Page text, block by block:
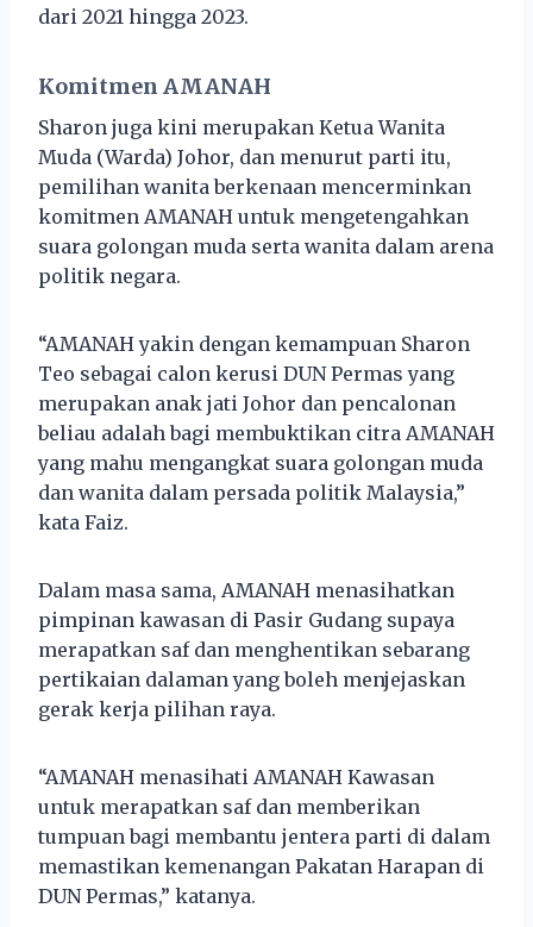
dari 2021 hingga 2023.
Komitmen AMANAH
Sharon juga kini merupakan Ketua Wanita
Muda (Warda) Johor, dan menurut parti itu,
pemilihan wanita berkenaan mencerminkan
komitmen AMANAH untuk mengetengahkan
suara golongan muda serta wanita dalam arena
politik negara.
“AMANAH yakin dengan kemampuan Sharon
Teo sebagai calon kerusi DUN Permas yang
merupakan anak jati Johor dan pencalonan
beliau adalah bagi membuktikan citra AMANAH
yang mahu mengangkat suara golongan muda
dan wanita dalam persada politik Malaysia,”
kata Faiz.
Dalam masa sama, AMANAH menasihatkan
pimpinan kawasan di Pasir Gudang supaya
merapatkan saf dan menghentikan sebarang
pertikaian dalaman yang boleh menjejaskan
gerak kerja pilihan raya.
“AMANAH menasihati AMANAH Kawasan
untuk merapatkan saf dan memberikan
tumpuan bagi membantu jentera parti di dalam
memastikan kemenangan Pakatan Harapan di
DUN Permas,” katanya.